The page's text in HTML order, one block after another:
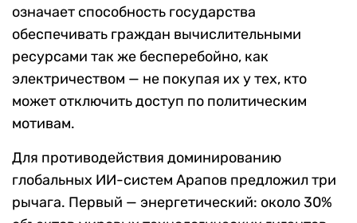
означает способность государства
обеспечивать граждан вычислительными
ресурсами так же бесперебойно, как
электричеством — не покупая их у тех, кто
может отключить доступ по политическим
мотивам.
Для противодействия доминированию
глобальных ИИ-систем Арапов предложил три
рычага. Первый — энергетический: около 30%